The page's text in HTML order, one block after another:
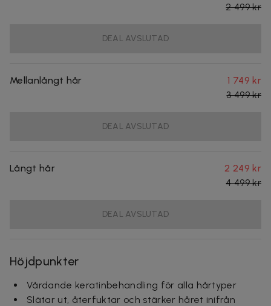
2 499 kr
DEAL AVSLUTAD
Mellanlångt hår
1 749 kr
3 499 kr
DEAL AVSLUTAD
Långt hår
2 249 kr
4 499 kr
DEAL AVSLUTAD
Höjdpunkter
Vårdande keratinbehandling för alla hårtyper
Slätar ut, återfuktar och stärker håret inifrån